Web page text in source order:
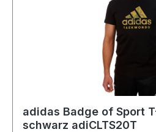
adidas Badge of Sport
schwarz adiCLTS20T